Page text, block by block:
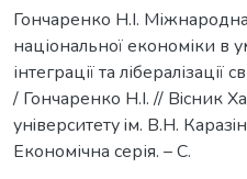
Гончаренко Н.І.
національної економіки в
інтеграції та
/ Гончаренко Н.І. // Вiсник
унiверситету iм. В.Н.
Економічна серія. – С.